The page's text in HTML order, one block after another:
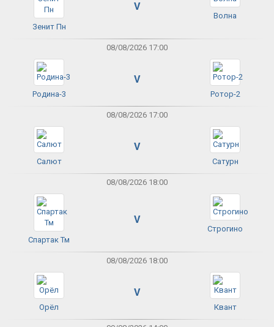
Зенит Пн
V
Волна
08/08/2026 17:00
Родина-3
V
Ротор-2
08/08/2026 17:00
Салют
V
Сатурн
08/08/2026 18:00
Спартак Тм
V
Строгино
08/08/2026 18:00
Орёл
V
Квант